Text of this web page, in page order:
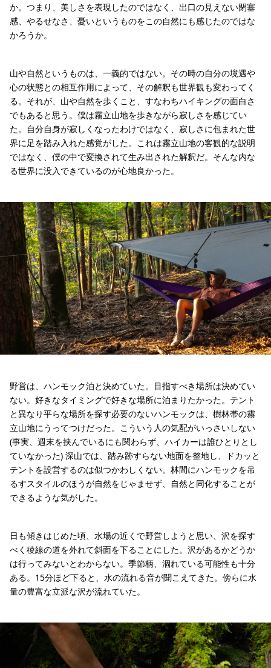
か。つまり、美しさを表現したのではなく、出口の見えない閉塞
感、やるせなさ、憂いというものをこの自然にも感じたのではな
かろうか。
山や自然というものは、一義的ではない。その時の自分の境遇や
心の状態との相互作用によって、その解釈も世界観も変わってく
る。それが、山や自然を歩くこと、すなわちハイキングの面白さ
でもあると思う。僕は霧立山地を歩きながら寂しさを感じてい
た。自分自身が寂しくなったわけではなく、寂しさに包まれた世
界に足を踏み入れた感覚がした。これは霧立山地の客観的な説明
ではなく、僕の中で変換されて生み出された解釈だ。そんな内な
る世界に没入できているのが心地良かった。
野営は、ハンモック泊と決めていた。目指すべき場所は決めてい
ない。好きなタイミングで好きな場所に泊まりたかった。テント
と異なり平らな場所を探す必要のないハンモックは、樹林帯の霧
立山地にうってつけだった。こういう人の気配がいっさいしない
(事実、週末を挟んでいるにも関わらず、ハイカーは誰ひとりとし
ていなかった) 深山では、踏み跡すらない地面を整地し、ドカッと
テントを設営するのは似つかわしくない。林間にハンモックを吊
るすスタイルのほうが自然をじゃませず、自然と同化することが
できるような気がした。
日も傾きはじめた頃、水場の近くで野営しようと思い、沢を探す
べく稜線の道を外れて斜面を下ることにした。沢があるかどうか
は行ってみないとわからない。季節柄、涸れている可能性も十分
ある。15分ほど下ると、水の流れる音が聞こえてきた。傍らに水
量の豊富な立派な沢が流れていた。